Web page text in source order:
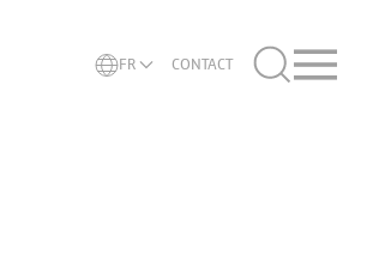
FR CONTACT